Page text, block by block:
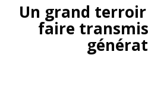
Un grand
faire